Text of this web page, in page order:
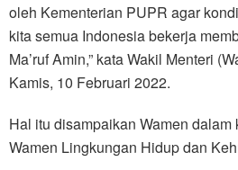
oleh Kementerian PUPR agar
kita semua Indonesia bekerja
Ma’ruf Amin,” kata Wakil Menteri
Kamis, 10 Februari 2022.
Hal itu disampaikan Wamen
Wamen Lingkungan Hidup dan